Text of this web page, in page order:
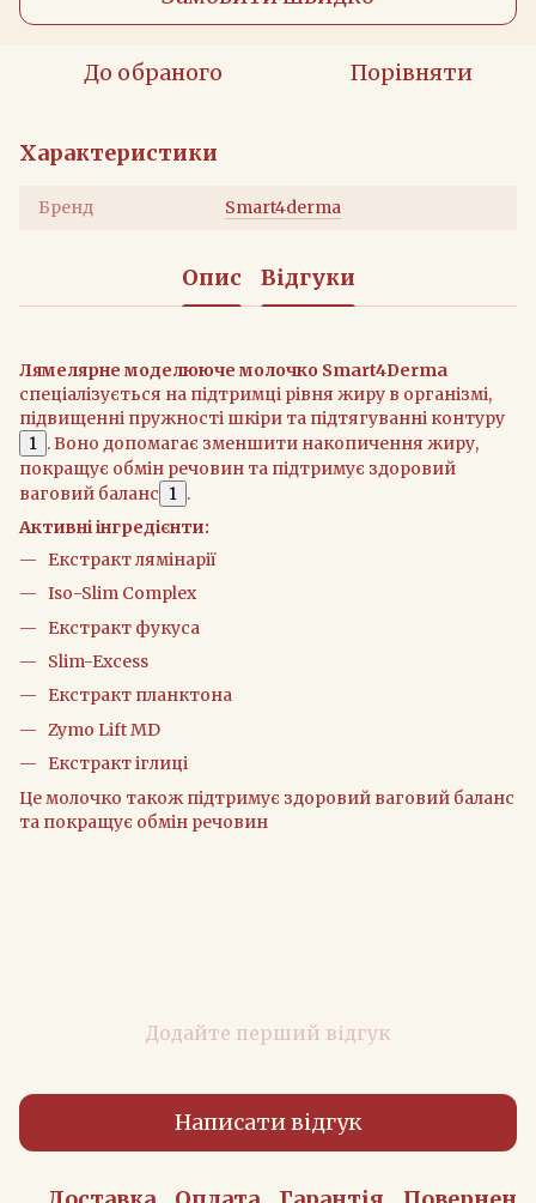
До обраного Порівняти
Характеристики
Бренд Smart4derma
Опис Відгуки
Лямелярне моделююче молочко Smart4Derma
спеціалізується на підтримці рівня жиру в організмі,
підвищенні пружності шкіри та підтягуванні контуру
1 . Воно допомагає зменшити накопичення жиру,
покращує обмін речовин та підтримує здоровий
ваговий баланс 1 .
Активні інгредієнти:
Екстракт лямінарії
Iso-Slim Complex
Екстракт фукуса
Slim-Excess
Екстракт планктона
Zymo Lift MD
Екстракт іглиці
Це молочко також підтримує здоровий ваговий баланс
та покращує обмін речовин
Додайте перший відгук
Написати відгук